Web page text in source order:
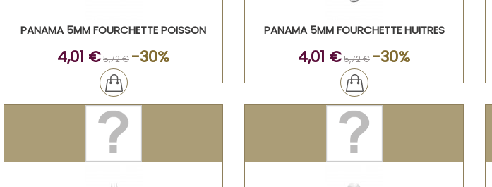
PANAMA 5MM FOURCHETTE POISSON
4,01 €5,72 € -30%
PANAMA 5MM FOURCHETTE HUITRES
4,01 €5,72 € -30%